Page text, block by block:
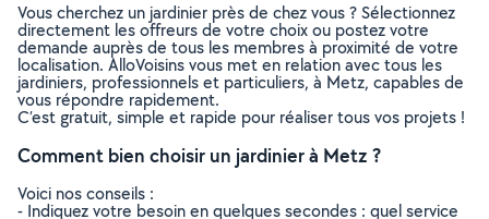
Vous cherchez un jardinier près de chez vous ? Sélectionnez
directement les offreurs de votre choix ou postez votre
demande auprès de tous les membres à proximité de votre
localisation. AlloVoisins vous met en relation avec tous les
jardiniers, professionnels et particuliers, à Metz, capables de
vous répondre rapidement.
C’est gratuit, simple et rapide pour réaliser tous vos projets !
Comment bien choisir un jardinier à Metz ?
Voici nos conseils :
- Indiquez votre besoin en quelques secondes : quel service